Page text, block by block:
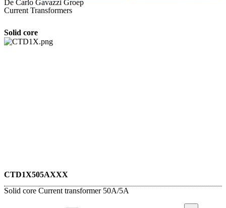
De Carlo Gavazzi Groep
Current Transformers
Solid core
CTD1X505AXXX
Solid core Current transformer 50A/5A